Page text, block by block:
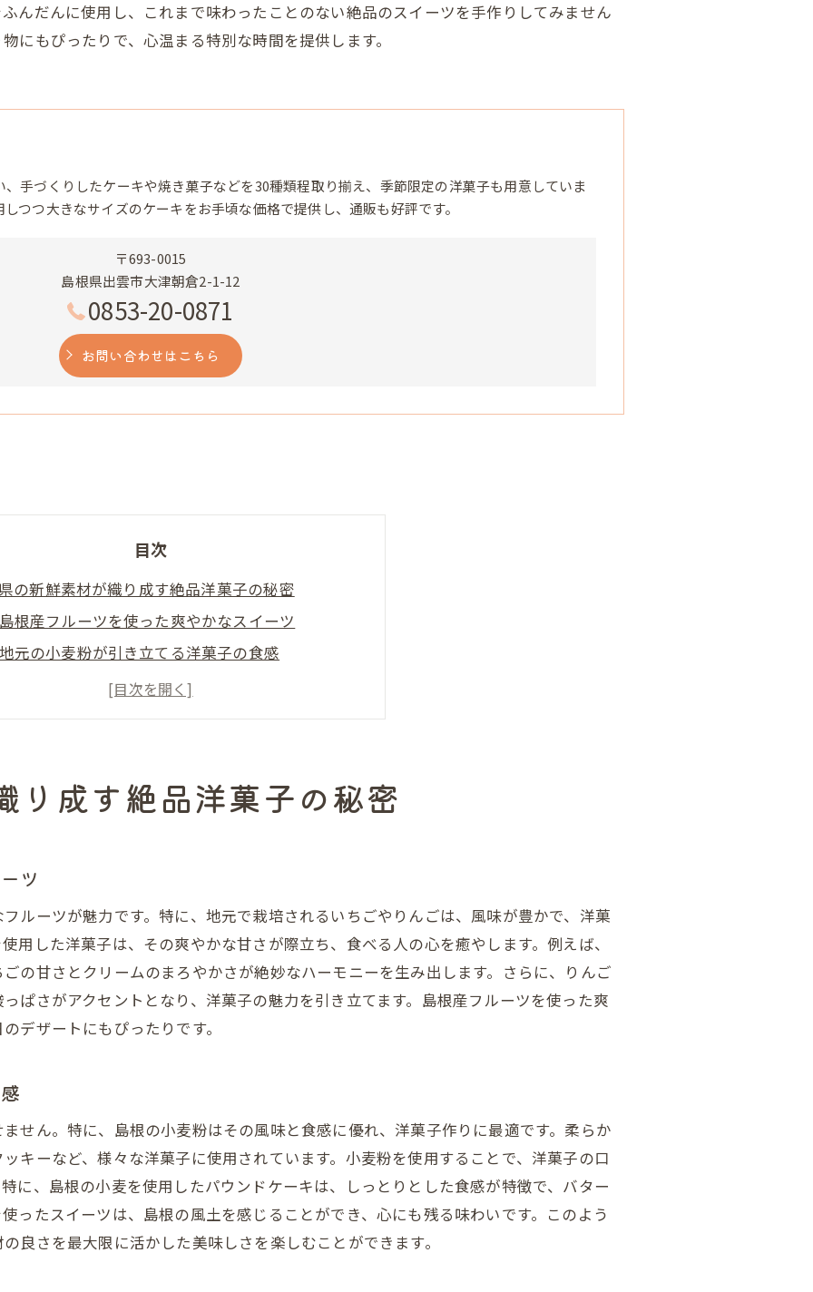
んだんに使用し、これまで味わったことのない絶品のスイーツを手作りしてみません
にもぴったりで、心温まる特別な時間を提供します。
手づくりしたケーキや焼き菓子などを30種類程取り揃え、季節限定の洋菓子も用意していま
つつ大きなサイズのケーキをお手頃な価格で提供し、通販も好評です。
〒693-0015
島根県出雲市大津朝倉2-1-12
0853-20-0871
お問い合わせはこちら
目次
の新鮮素材が織り成す絶品洋菓子の秘密
根産フルーツを使った爽やかなスイーツ
元の小麦粉が引き立てる洋菓子の食感
根県のミルクで作るクリーミーなデザート
鮮な卵が生み出すふんわり洋菓子
岐の塩を活かした特製洋菓子の魅力
素材を活かした島根県独自の洋菓子の魅力
元の旬を取り入れた季節限定スイーツ
根県独自の素材を使用したオリジナルレシピ
と洋が織りなす新感覚デザート
元の食材が生み出す贅沢な風味
根の職人が手がける洋菓子の真髄
恵みを感じる島根県産洋菓子の作り方
鮮素材を最大限に活かす調理法
根の四季を感じる洋菓子の作り方
然素材で作るお手軽スイーツレシピ
根県産素材の選び方とポイント
然の恵みをたっぷり感じるスイーツ作り
技が光る島根県の洋菓子に込められた情熱
り成す絶品洋菓子の秘密
ツ
ルーツが魅力です。特に、地元で栽培されるいちごやりんごは、風味が豊かで、洋菓
用した洋菓子は、その爽やかな甘さが際立ち、食べる人の心を癒やします。例えば、
の甘さとクリームのまろやかさが絶妙なハーモニーを生み出します。さらに、りんご
ぱさがアクセントとなり、洋菓子の魅力を引き立てます。島根産フルーツを使った爽
デザートにもぴったりです。
せん。特に、島根の小麦粉はその風味と食感に優れ、洋菓子作りに最適です。柔らか
キーなど、様々な洋菓子に使用されています。小麦粉を使用することで、洋菓子の口
に、島根の小麦を使用したパウンドケーキは、しっとりとした食感が特徴で、バター
ったスイーツは、島根の風土を感じることができ、心にも残る味わいです。このよう
良さを最大限に活かした美味しさを楽しむことができます。